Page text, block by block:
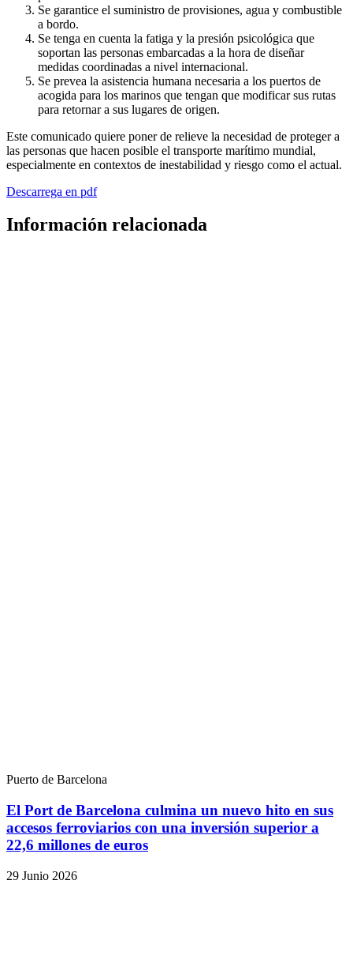
Se garantice el suministro de provisiones, agua y combustible
a bordo.
Se tenga en cuenta la fatiga y la presión psicológica que
soportan las personas embarcadas a la hora de diseñar
medidas coordinadas a nivel internacional.
Se prevea la asistencia humana necesaria a los puertos de
acogida para los marinos que tengan que modificar sus rutas
para retornar a sus lugares de origen.
Este comunicado quiere poner de relieve la necesidad de proteger a
las personas que hacen posible el transporte marítimo mundial,
especialmente en contextos de inestabilidad y riesgo como el actual.
Descarrega en pdf
Información relacionada
Puerto de Barcelona
El Port de Barcelona culmina un nuevo hito en sus
accesos ferroviarios con una inversión superior a
22,6 millones de euros
29 Junio 2026